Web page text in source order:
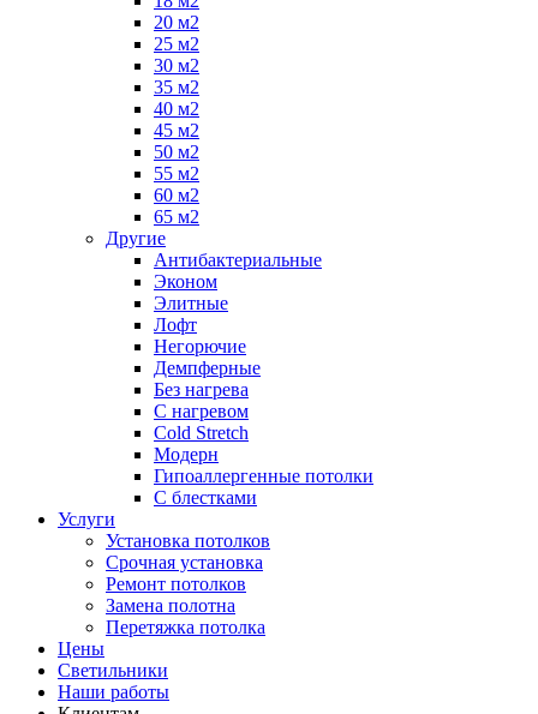
20 м2
25 м2
30 м2
35 м2
40 м2
45 м2
50 м2
55 м2
60 м2
65 м2
Другие
Антибактериальные
Эконом
Элитные
Лофт
Негорючие
Демпферные
Без нагрева
С нагревом
Cold Stretch
Модерн
Гипоаллергенные потолки
С блестками
Услуги
Установка потолков
Срочная установка
Ремонт потолков
Замена полотна
Перетяжка потолка
Цены
Светильники
Наши работы